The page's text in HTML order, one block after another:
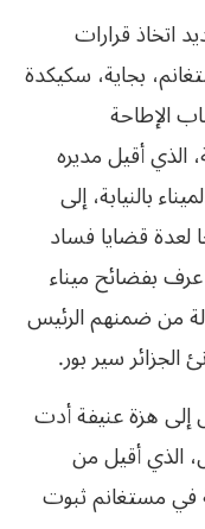
اتخاذ قرارات
بجاية، سكيكدة
الإطاحة
الذي أقيل مديره
بالنيابة، إلى
لعدة قضايا فساد
عرف بفضائح ميناء
العدالة من ضمنهم الرئيس
الجزائر سير بور.
إلى هزة عنيفة أدت
الذي أقيل من
في مستغانم ثبوت